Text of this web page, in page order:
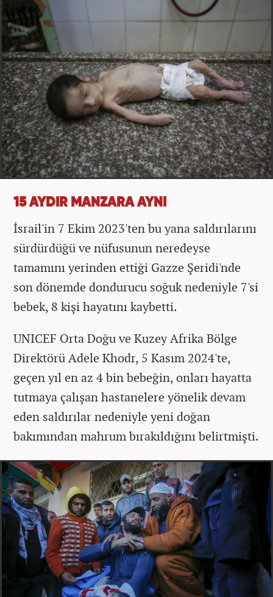
15 AYDIR MANZARA AYNI
İsrail'in 7 Ekim 2023'ten bu yana saldırılarını
sürdürdüğü ve nüfusunun neredeyse
tamamını yerinden ettiği Gazze Şeridi'nde
son dönemde dondurucu soğuk nedeniyle 7'si
bebek, 8 kişi hayatını kaybetti.
UNICEF Orta Doğu ve Kuzey Afrika Bölge
Direktörü Adele Khodr, 5 Kasım 2024'te,
geçen yıl en az 4 bin bebeğin, onları hayatta
tutmaya çalışan hastanelere yönelik devam
eden saldırılar nedeniyle yeni doğan
bakımından mahrum bırakıldığını belirtmişti.